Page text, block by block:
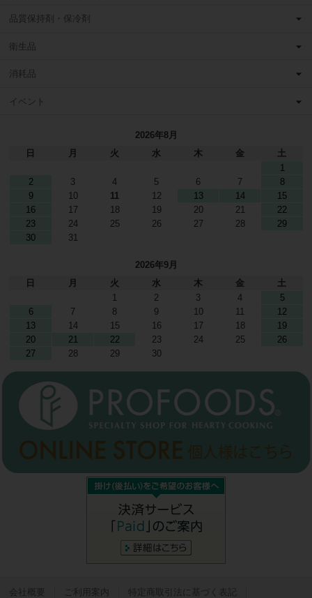
品質保持剤・保冷剤
衛生品
消耗品
イベント
2026年8月
日
月 火 水 木 金
土
1
2
3 4 5 6 7
8
9
10 11 12 13 14
15
16
17 18 19 20 21
22
23
24 25 26 27 28
29
30
31
2026年9月
日
月 火 水 木 金
土
1
2 3 4
5
6
7 8 9 10 11
12
13
14 15 16 17 18
19
20
21 22 23 24 25
26
27
28 29 30
会社概要 ご利用案内 特定商取引法に基づく表記